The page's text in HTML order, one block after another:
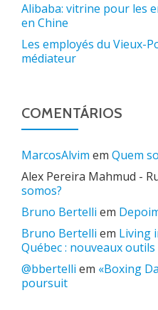
Alibaba: vitrine pour les
en Chine
Les employés du Vieux-
médiateur
COMENTÁRIOS
MarcosAlvim em Quem
Alex Pereira Mahmud -
somos?
Bruno Bertelli em
Bruno Bertelli em Living
Québec : nouveaux
@bbertelli em «Boxing
poursuit